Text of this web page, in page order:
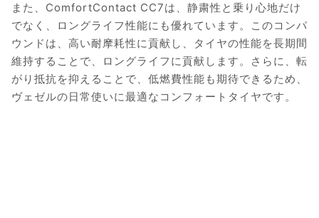
また、ComfortContact CC7は、静粛性と乗り心地だけ
でなく、ロングライフ性能にも優れています。このコンパ
ウンドは、高い耐摩耗性に貢献し、タイヤの性能を長期間
維持することで、ロングライフに貢献します。さらに、転
がり抵抗を抑えることで、低燃費性能も期待できるため、
ヴェゼルの日常使いに最適なコンフォートタイヤです。